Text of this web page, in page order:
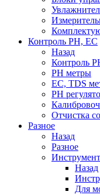
Контроль PH, EC
Назад
Контроль
PH метры
EC, TDS
PH
Отчистка
Разное
Назад
Разное
Назад
Для